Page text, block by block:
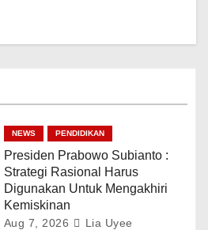
NEWS PENDIDIKAN
Presiden Prabowo Subianto :
Strategi Rasional Harus
Digunakan Untuk Mengakhiri
Kemiskinan
Aug 7, 2026 Lia Uyee